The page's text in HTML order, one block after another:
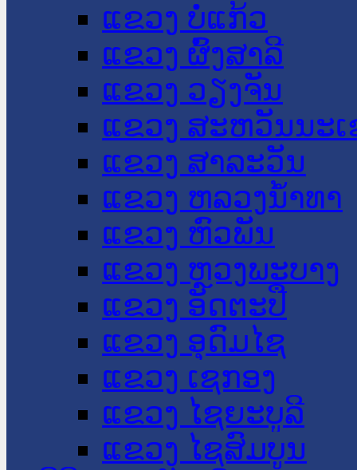
ແຂວງ ບໍ່ແກ້ວ
ແຂວງ ຜົ້ງສາລີ
ແຂວງ ວຽງຈັນ
ແຂວງ ສະຫວັນນະ
ແຂວງ ສາລະວັນ
ແຂວງ ຫລວງນໍ້າທາ
ແຂວງ ຫົວພັນ
ແຂວງ ຫຼວງພະບາງ
ແຂວງ ອັດຕະປື
ແຂວງ ອຸດົມໄຊ
ແຂວງ ເຊກອງ
ແຂວງ ໄຊຍະບູລີ
ແຂວງ ໄຊສົມບູນ